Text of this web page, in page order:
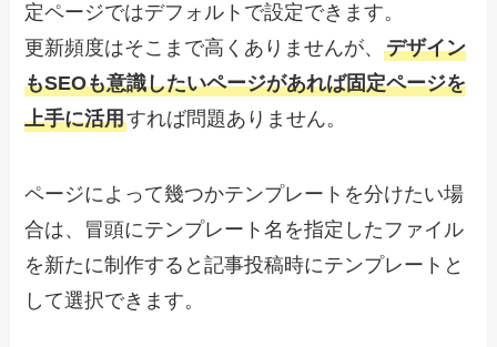
定ページではデフォルトで設定できます。
更新頻度はそこまで高くありませんが、デザイン
もSEOも意識したいページがあれば固定ページを
上手に活用すれば問題ありません。
ページによって幾つかテンプレートを分けたい場
合は、冒頭にテンプレート名を指定したファイル
を新たに制作すると記事投稿時にテンプレートと
して選択できます。